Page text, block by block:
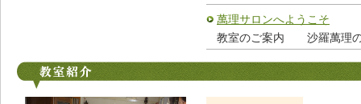
萬理サロンへようこそ
教室のご案内 沙羅萬理